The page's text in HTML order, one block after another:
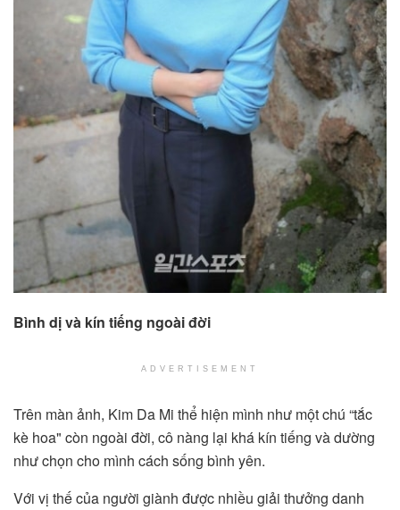
Bình dị và kín tiếng ngoài đời
ADVERTISEMENT
Trên màn ảnh, Kim Da Mi thể hiện mình như một chú “tắc
kè hoa" còn ngoài đời, cô nàng lại khá kín tiếng và dường
như chọn cho mình cách sống bình yên.
Với vị thế của người giành được nhiều giải thưởng danh